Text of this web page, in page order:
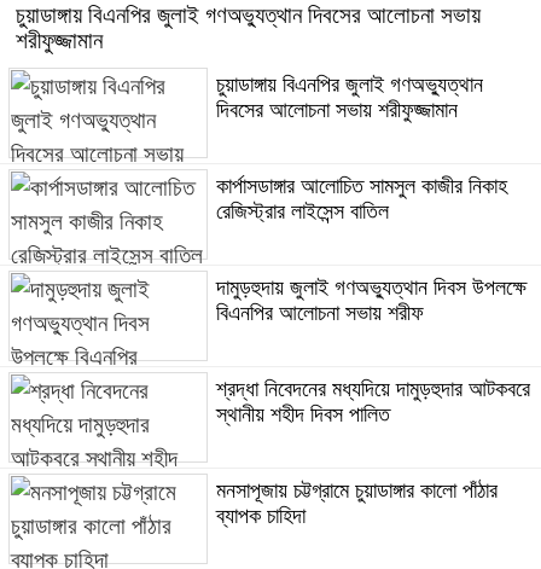
চুয়াডাঙ্গায় বিএনপির জুলাই গণঅভ্যুত্থান দিবসের আলোচনা সভায়
শরীফুজ্জামান
চুয়াডাঙ্গায় বিএনপির জুলাই গণঅভ্যুত্থান
দিবসের আলোচনা সভায় শরীফুজ্জামান
কার্পাসডাঙ্গার আলোচিত সামসুল কাজীর নিকাহ
রেজিস্ট্রার লাইসেন্স বাতিল
দামুড়হুদায় জুলাই গণঅভ্যুত্থান দিবস উপলক্ষে
বিএনপির আলোচনা সভায় শরীফ
শ্রদ্ধা নিবেদনের মধ্যদিয়ে দামুড়হুদার আটকবরে
স্থানীয় শহীদ দিবস পালিত
মনসাপূজায় চট্টগ্রামে চুয়াডাঙ্গার কালো পাঁঠার
ব্যাপক চাহিদা